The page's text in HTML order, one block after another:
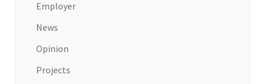
Employer
News
Opinion
Projects